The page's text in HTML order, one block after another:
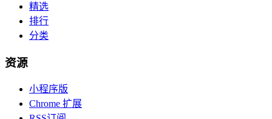
精选
排行
分类
资源
小程序版
Chrome 扩展